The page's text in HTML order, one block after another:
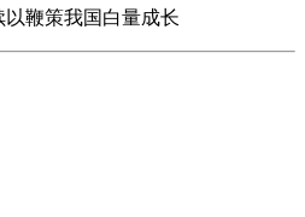
鞭策我国白量成长